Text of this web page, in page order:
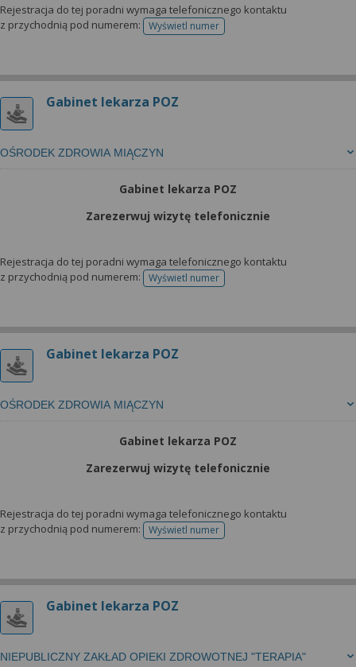
Rejestracja do tej poradni wymaga telefonicznego kontaktu
z przychodnią pod numerem:
Wyświetl numertelefonu do rejestracji
Gabinet lekarza POZ
OŚRODEK ZDROWIA MIĄCZYN
Gabinet lekarza POZ
Zarezerwuj wizytę telefonicznie
Rejestracja do tej poradni wymaga telefonicznego kontaktu
z przychodnią pod numerem:
Wyświetl numertelefonu do rejestracji
Gabinet lekarza POZ
OŚRODEK ZDROWIA MIĄCZYN
Gabinet lekarza POZ
Zarezerwuj wizytę telefonicznie
Rejestracja do tej poradni wymaga telefonicznego kontaktu
z przychodnią pod numerem:
Wyświetl numertelefonu do rejestracji
Gabinet lekarza POZ
NIEPUBLICZNY ZAKŁAD OPIEKI ZDROWOTNEJ "TERAPIA"